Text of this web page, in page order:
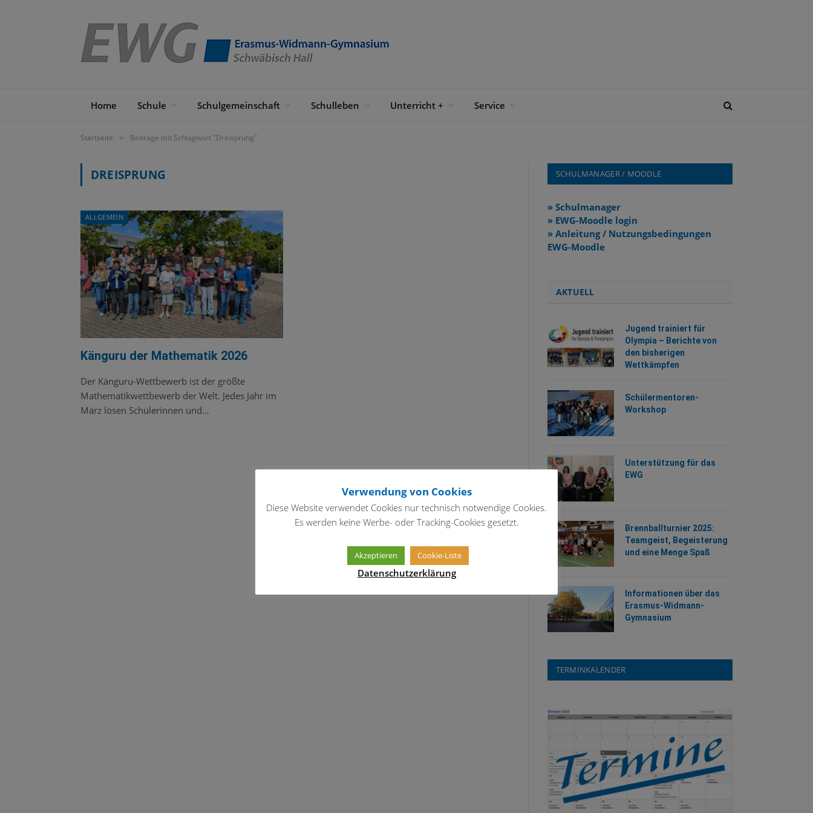
Home Schule Schulgemeinschaft Schulleben Unterricht + Service
Startseite » Beiträge mit Schlagwort "Dreisprung"
DREISPRUNG
ALLGEMEIN
Känguru der Mathematik 2026
Der Känguru-Wettbewerb ist der größte
Mathematikwettbewerb der Welt. Jedes Jahr im
März lösen Schülerinnen und…
SCHULMANAGER / MOODLE
» Schulmanager
» EWG-Moodle login
» Anleitung / Nutzungsbedingungen
EWG-Moodle
AKTUELL
Jugend trainiert für
Olympia – Berichte von
den bisherigen
Wettkämpfen
Schülermentoren-
Workshop
Unterstützung für das
EWG
Brennballturnier 2025:
Teamgeist, Begeisterung
und eine Menge Spaß
Informationen über das
Erasmus-Widmann-
Gymnasium
TERMINKALENDER
Verwendung von Cookies
Diese Website verwendet Cookies nur technisch notwendige Cookies.
Es werden keine Werbe- oder Tracking-Cookies gesetzt.
Akzeptieren Cookie-Liste
Datenschutzerklärung